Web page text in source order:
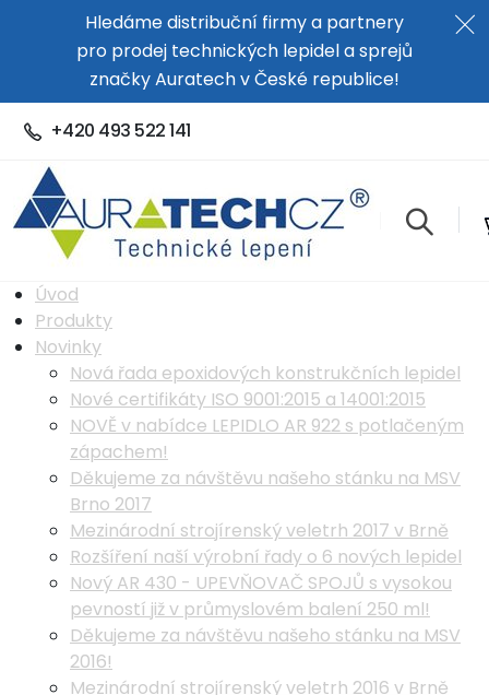
Hledáme distribuční firmy a partnery
pro prodej technických lepidel a sprejů
značky Auratech v České republice!
+420 493 522 141
Úvod
Produkty
Novinky
Nová řada epoxidových konstrukčních lepidel
Nové certifikáty ISO 9001:2015 a 14001:2015
NOVĚ v nabídce LEPIDLO AR 922 s potlačeným
zápachem!
Děkujeme za návštěvu našeho stánku na MSV
Brno 2017
Mezinárodní strojírenský veletrh 2017 v Brně
Rozšíření naší výrobní řady o 6 nových lepidel
Nový AR 430 - UPEVŇOVAČ SPOJŮ s vysokou
pevností již v průmyslovém balení 250 ml!
Děkujeme za návštěvu našeho stánku na MSV
2016!
Mezinárodní strojírenský veletrh 2016 v Brně